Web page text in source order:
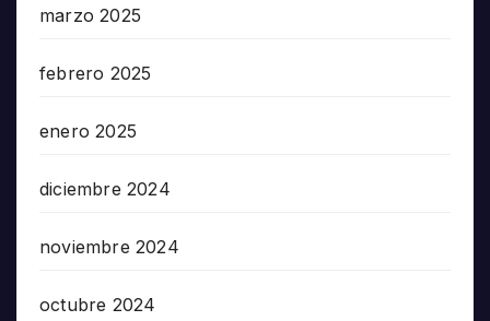
marzo 2025
febrero 2025
enero 2025
diciembre 2024
noviembre 2024
octubre 2024